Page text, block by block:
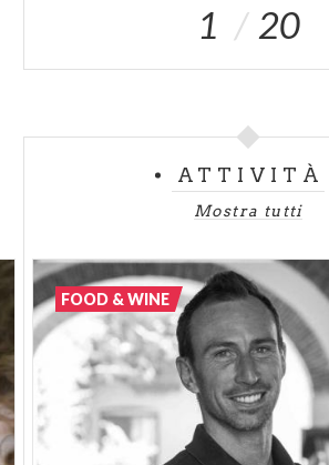
1 20
ATTIVITÀ
Mostra tutti
FOOD & WINE